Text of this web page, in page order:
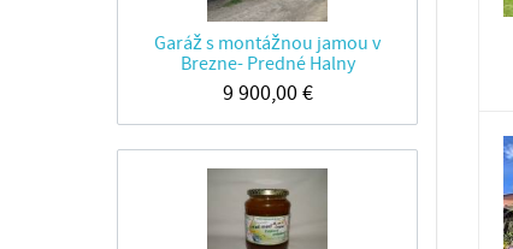
Garáž s montážnou jamou v
Brezne- Predné Halny
9 900,00€